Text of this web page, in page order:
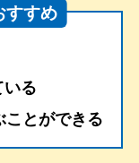
すすめ
いる
ことができる